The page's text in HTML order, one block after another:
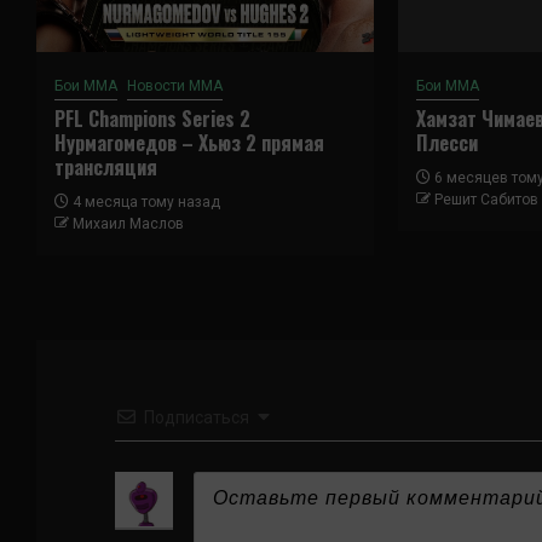
Бои ММА Новости ММА
PFL Champions Series 2
Нурмагомедов – Хьюз 2 прямая
трансляция
4 месяца тому назад
Михаил Маслов
Бои ММА
Хамзат
Плесси
6 месяцев
Решит Сабитов